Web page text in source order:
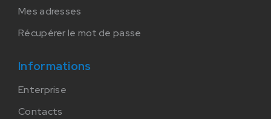
Mes adresses
Récupérer le mot de passe
Informations
Enterprise
Contacts